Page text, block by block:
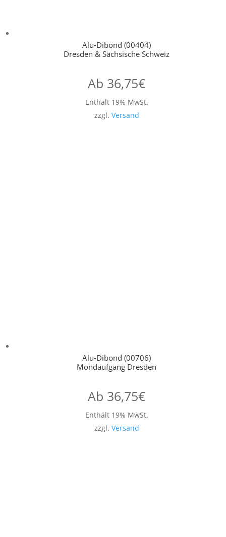
Alu-Dibond (00404)
Dresden & Sächsische Schweiz
Ab 36,75€
Enthält 19% MwSt.
zzgl. Versand
Alu-Dibond (00706)
Mondaufgang Dresden
Ab 36,75€
Enthält 19% MwSt.
zzgl. Versand